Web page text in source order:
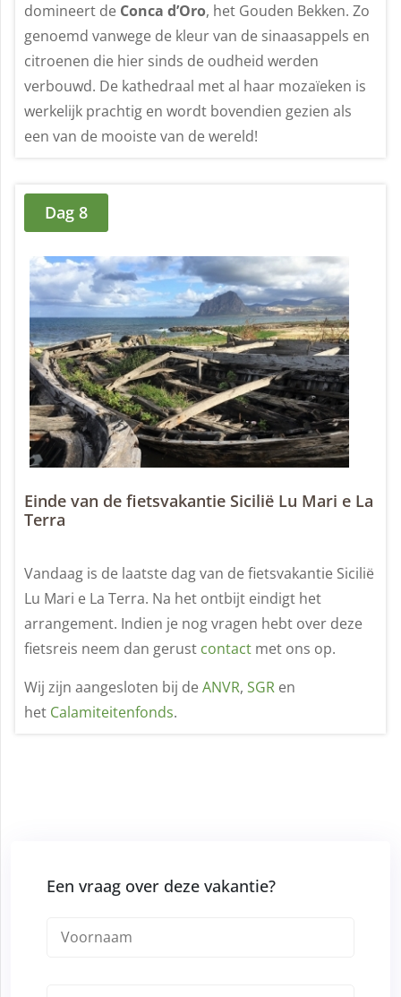
domineert de Conca d’Oro, het Gouden Bekken. Zo
genoemd vanwege de kleur van de sinaasappels en
citroenen die hier sinds de oudheid werden
verbouwd. De kathedraal met al haar mozaïeken is
werkelijk prachtig en wordt bovendien gezien als
een van de mooiste van de wereld!
Dag 8
Einde van de fietsvakantie Sicilië Lu Mari e La
Terra
Vandaag is de laatste dag van de fietsvakantie Sicilië
Lu Mari e La Terra. Na het ontbijt eindigt het
arrangement. Indien je nog vragen hebt over deze
fietsreis neem dan gerust contact met ons op.
Wij zijn aangesloten bij deANVR, SGR en
het Calamiteitenfonds.
Een vraag over deze vakantie?